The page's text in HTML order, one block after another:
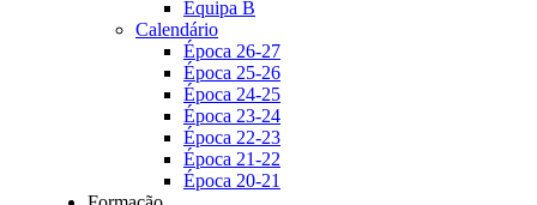
Equipa B
Calendário
Época 26-27
Época 25-26
Época 24-25
Época 23-24
Época 22-23
Época 21-22
Época 20-21